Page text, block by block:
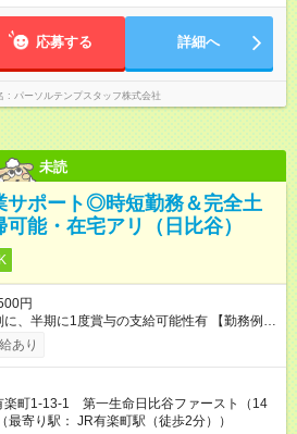
応募する 詳細へ
パーソルテンプスタッフ株式会社
未読
サポート◎時短勤務＆完全土
能・在宅アリ（日比谷）
円
半期に1度賞与の支給可能性有 【勤務例】
（実働7時間） ・週4日 9:30～
間） ・週4日 9:00～16:00（実働6時間） ・
～16:00（実働5.5時間） ・扶養枠内
能（規定あり） └同業他社、1日8時間以上・
のご契約不可 └勤務実績がなかったとしても
あり
楽町1-13-1 第一生命日比谷ファースト（14
最寄り駅： JR有楽町駅（徒歩2分））